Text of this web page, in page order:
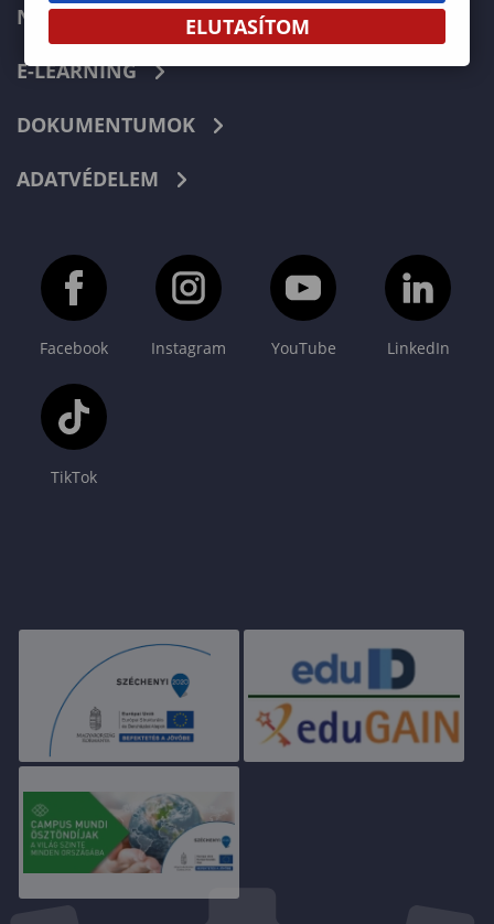
NEPTUN
E-LEARNING
DOKUMENTUMOK
ADATVÉDELEM
Facebook Instagram YouTube LinkedIn
TikTok
ELUTASÍTOM